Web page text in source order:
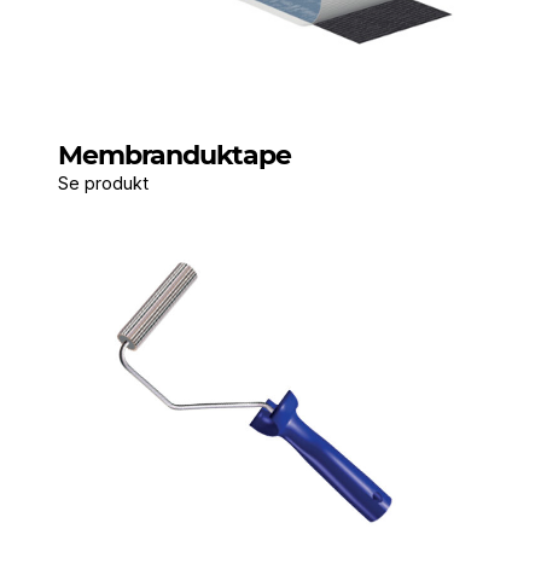
Membranduktape
Se produkt